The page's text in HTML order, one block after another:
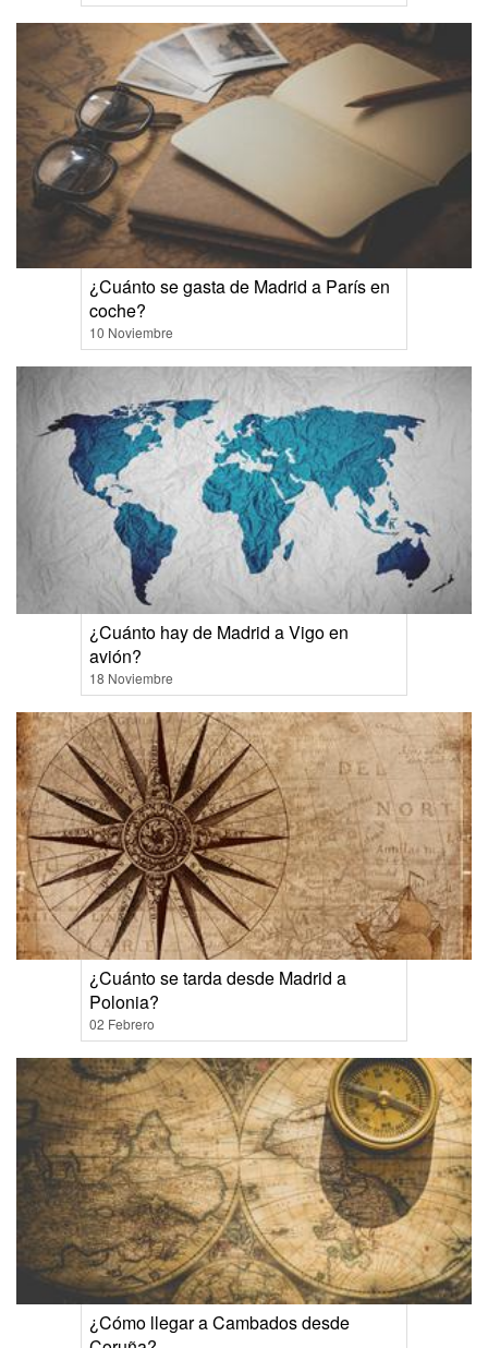
¿Cuánto se gasta de Madrid a París en
coche?
10 Noviembre
¿Cuánto hay de Madrid a Vigo en
avión?
18 Noviembre
¿Cuánto se tarda desde Madrid a
Polonia?
02 Febrero
¿Cómo llegar a Cambados desde